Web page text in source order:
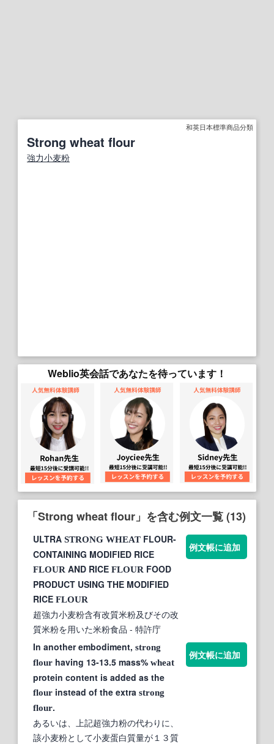
和英日本標準商品分類
Strong wheat flour
強力小麦粉
Weblio英会話であなたを待っています！
「Strong wheat flour」を含む例文一覧 (13)
ULTRA STRONG WHEAT FLOUR-
CONTAINING MODIFIED RICE
FLOUR AND RICE FLOUR FOOD
PRODUCT USING THE MODIFIED
RICE FLOUR
超強力小麦粉含有改質米粉及びその改
質米粉を用いた米粉食品 - 特許庁
例文帳に追加
In another embodiment, strong
flour having 13-13.5 mass% wheat
protein content is added as the
flour instead of the extra strong
flour.
あるいは、上記超強力粉の代わりに、
該小麦粉として小麦蛋白質量が１３質
例文帳に追加